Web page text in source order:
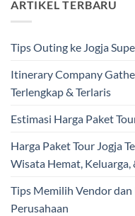
ARTIKEL TERBARU
Tips Outing ke Jogja
Itinerary Company
Terlengkap & Terlaris
Estimasi Harga Paket
Harga Paket Tour Jogja
Wisata Hemat, Keluarga,
Tips Memilih Vendor
Perusahaan